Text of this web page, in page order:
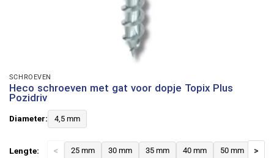
SCHROEVEN
Heco schroeven met gat voor dopje Topix Plus
Pozidriv
Diameter: 4,5 mm
Lengte: < 25 mm 30 mm 35 mm 40 mm 50 mm >